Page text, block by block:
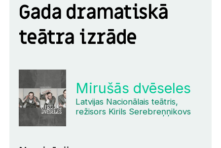
Gada dramatiskā
teātra izrāde
Mirušās dvēseles
Latvijas Nacionālais teātris,
režisors Kirils Serebreņņikovs